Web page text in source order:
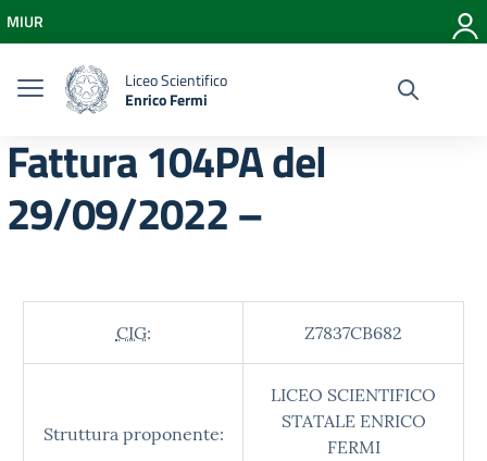
Vai al menu di navigazione
Vai al footer
MIUR
Liceo Scientifico
Enrico Fermi
Fattura 104PA del
29/09/2022 –
CIG: Z7837CB682
Struttura proponente:
LICEO SCIENTIFICO
STATALE ENRICO
FERMI